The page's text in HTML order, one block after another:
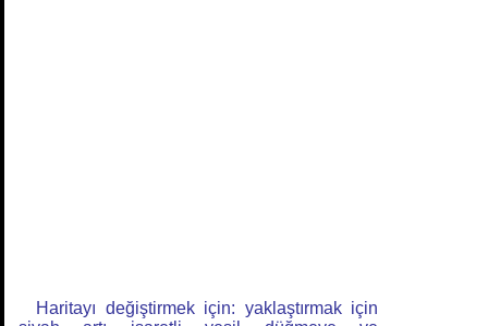
Haritayı değiştirmek için: yaklaştırmak için